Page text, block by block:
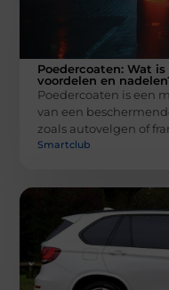
Poedercoaten: Wat
voordelen en
Poedercoaten is een
van een
zoals autovelgen of
Smartclub